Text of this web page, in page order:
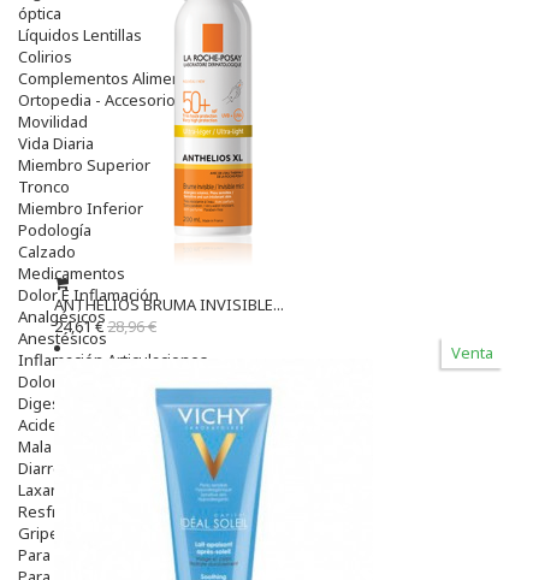
óptica
Líquidos Lentillas
Colirios
Complementos Alimentarios.
Ortopedia - Accesorios
Movilidad
Vida Diaria
Miembro Superior
Tronco
Miembro Inferior
Podología
Calzado
Medicamentos
Dolor E Inflamación
Analgésicos
Anestésicos
Inflamación Articulaciones
Dolor Muscular / Articular
Digestivo
Acidez, Gases Y Ardores
Mala Digestion
Diarrea / Estreñimiento / Vómitos
Laxantes
Resfriados
Gripe Y Resfriados
Para La Tos
ANTHELIOS BRUMA INVISIBLE...
24,61 €28,96 €
Venta